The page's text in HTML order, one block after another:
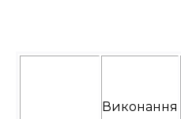
Виконання